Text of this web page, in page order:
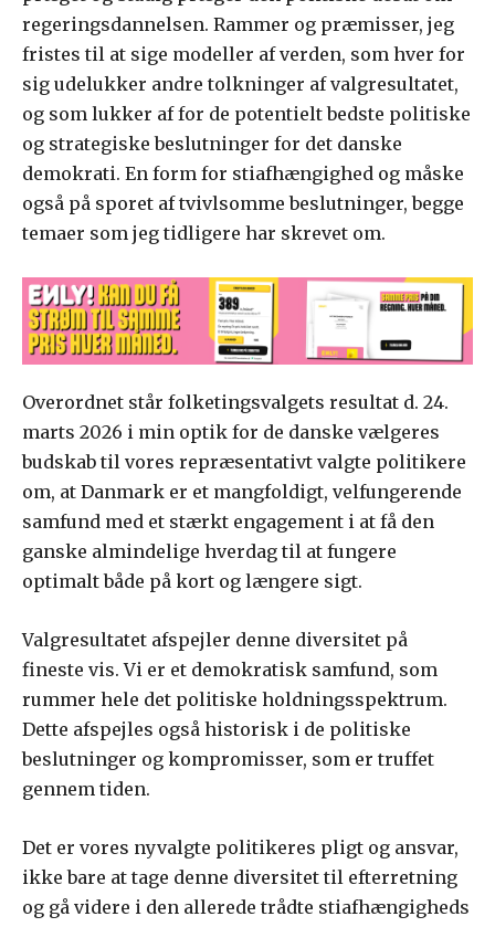
regeringsdannelsen. Rammer og præmisser, jeg
fristes til at sige modeller af verden, som hver for
sig udelukker andre tolkninger af valgresultatet,
og som lukker af for de potentielt bedste politiske
og strategiske beslutninger for det danske
demokrati. En form for stiafhængighed og måske
også på sporet af tvivlsomme beslutninger, begge
temaer som jeg tidligere har skrevet om.
Overordnet står folketingsvalgets resultat d. 24.
marts 2026 i min optik for de danske vælgeres
budskab til vores repræsentativt valgte politikere
om, at Danmark er et mangfoldigt, velfungerende
samfund med et stærkt engagement i at få den
ganske almindelige hverdag til at fungere
optimalt både på kort og længere sigt.
Valgresultatet afspejler denne diversitet på
fineste vis. Vi er et demokratisk samfund, som
rummer hele det politiske holdningsspektrum.
Dette afspejles også historisk i de politiske
beslutninger og kompromisser, som er truffet
gennem tiden.
Det er vores nyvalgte politikeres pligt og ansvar,
ikke bare at tage denne diversitet til efterretning
og gå videre i den allerede trådte stiafhængigheds